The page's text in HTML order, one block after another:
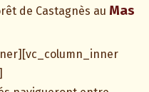
de Castagnès au Mas